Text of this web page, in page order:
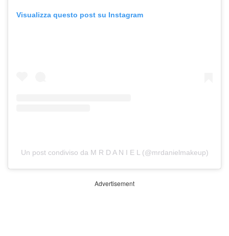
Visualizza questo post su Instagram
Un post condiviso da M R D A N I E L (@mrdanielmakeup)
Advertisement